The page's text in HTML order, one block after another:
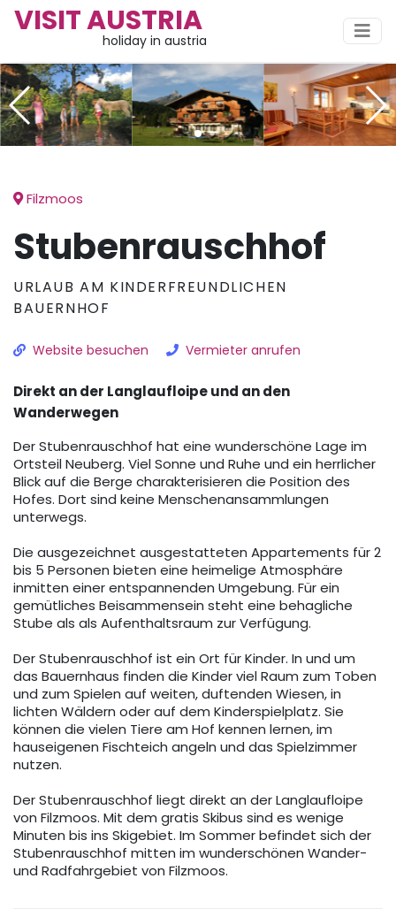
VISIT AUSTRIA
holiday in austria
Filzmoos
Stubenrauschhof
URLAUB AM KINDERFREUNDLICHEN
BAUERNHOF
Website besuchen Vermieter anrufen
Direkt an der Langlaufloipe und an den
Wanderwegen
Der Stubenrauschhof hat eine wunderschöne Lage im
Ortsteil Neuberg. Viel Sonne und Ruhe und ein herrlicher
Blick auf die Berge charakterisieren die Position des
Hofes. Dort sind keine Menschenansammlungen
unterwegs.
Die ausgezeichnet ausgestatteten Appartements für 2
bis 5 Personen bieten eine heimelige Atmosphäre
inmitten einer entspannenden Umgebung. Für ein
gemütliches Beisammensein steht eine behagliche
Stube als als Aufenthaltsraum zur Verfügung.
Der Stubenrauschhof ist ein Ort für Kinder. In und um
das Bauernhaus finden die Kinder viel Raum zum Toben
und zum Spielen auf weiten, duftenden Wiesen, in
lichten Wäldern oder auf dem Kinderspielplatz. Sie
können die vielen Tiere am Hof kennen lernen, im
hauseigenen Fischteich angeln und das Spielzimmer
nutzen.
Der Stubenrauschhof liegt direkt an der Langlaufloipe
von Filzmoos. Mit dem gratis Skibus sind es wenige
Minuten bis ins Skigebiet. Im Sommer befindet sich der
Stubenrauschhof mitten im wunderschönen Wander-
und Radfahrgebiet von Filzmoos.